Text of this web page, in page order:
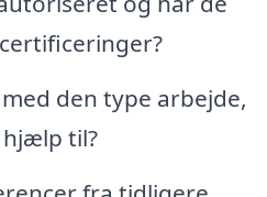
den type arbejde,
til?